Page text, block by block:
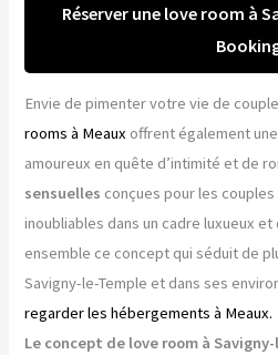
Réserver une love room à
Envie de pimenter votre vie de
rooms à Meaux offrent également
amoureux en quête d’intimité et de
sensuelles conçues pour les
inoubliables dans un cadre luxueux
ensemble ce concept qui séduit de
Savigny-le-Temple et dans ses
regarder les hébergements à Meaux.
Le concept de love room à